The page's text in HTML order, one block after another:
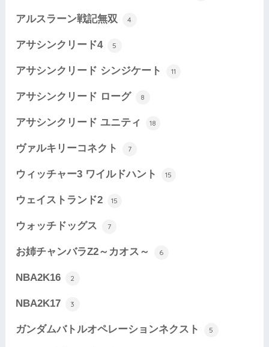
アルスラーン戦記無双 4
アサシンクリード4 5
アサシンクリード シンジケート 11
アサシンクリード ローグ 8
アサシンクリード ユニティ 18
ヴァルキリーコネクト 7
ウィッチャー3 ワイルドハント 15
ウェイストランド2 15
ウォッチドッグス 7
お姉チャンバラZ2～カオス～ 6
NBA2K16 2
NBA2K17 3
ガンダムバトルオペレーションネクスト 5